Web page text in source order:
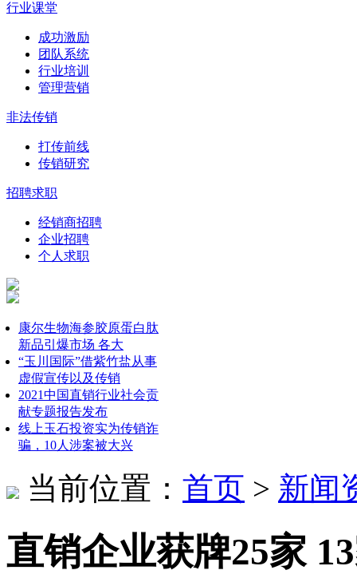
行业课堂
成功激励
团队系统
行业培训
管理营销
非法传销
打传前线
传销研究
招聘求职
经销商招聘
企业招聘
个人求职
康尔生物海参胶原蛋白肽
新品引爆市场 各大
“玉川国际”借紫竹盐从事
虚假宣传以及传销
2021中国直销行业社会贡
献专题报告发布
线上玉石投资实为传销诈
骗，10人涉案被大兴
当前位置： 首页 > 新闻
直销企业获牌25家